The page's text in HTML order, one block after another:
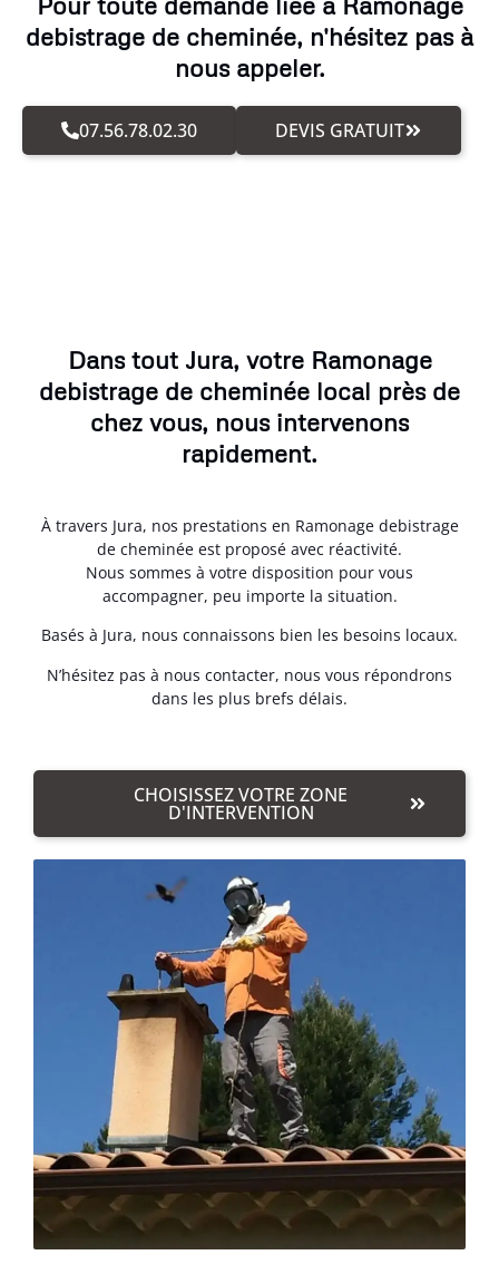
debistrage de cheminée, n'hésitez pas à
nous appeler.
07.56.78.02.30 DEVIS GRATUIT
Dans tout Jura, votre Ramonage
debistrage de cheminée local près de
chez vous, nous intervenons
rapidement.
À travers Jura, nos prestations en Ramonage debistrage
de cheminée est proposé avec réactivité.
Nous sommes à votre disposition pour vous
accompagner, peu importe la situation.
Basés à Jura, nous connaissons bien les besoins locaux.
N’hésitez pas à nous contacter, nous vous répondrons
dans les plus brefs délais.
CHOISISSEZ VOTRE ZONE
D'INTERVENTION